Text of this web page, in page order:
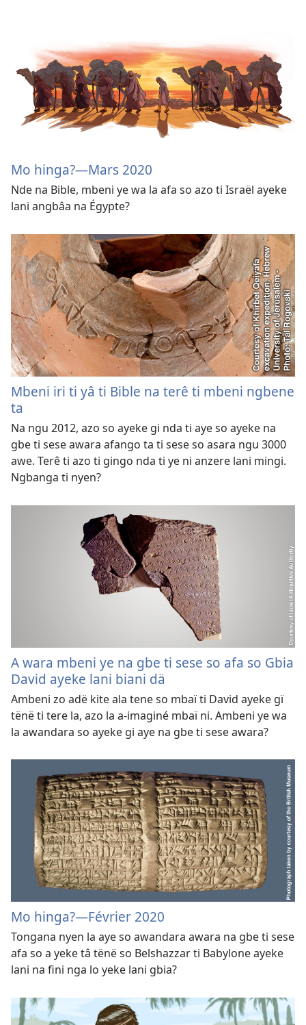
Mo hinga?​—Mars 2020
Nde na Bible, mbeni ye wa la afa so azo ti Israël ayeke
lani angbâa na Égypte?
Mbeni iri ti yâ ti Bible na terê ti mbeni ngbene
ta
Na ngu 2012, azo so ayeke gi nda ti aye so ayeke na
gbe ti sese awara afango ta ti sese so asara ngu 3000
awe. Terê ti azo ti gingo nda ti ye ni anzere lani mingi.
Ngbanga ti nyen?
A wara mbeni ye na gbe ti sese so afa so Gbia
David ayeke lani biani dä
Ambeni zo adë kite ala tene so mbaï ti David ayeke gï
tënë ti tere la, azo la a-imaginé mbaï ni. Ambeni ye wa
la awandara so ayeke gi aye na gbe ti sese awara?
Mo hinga?—Février 2020
Tongana nyen la aye so awandara awara na gbe ti sese
afa so a yeke tâ tënë so Belshazzar ti Babylone ayeke
lani na fini nga lo yeke lani gbia?